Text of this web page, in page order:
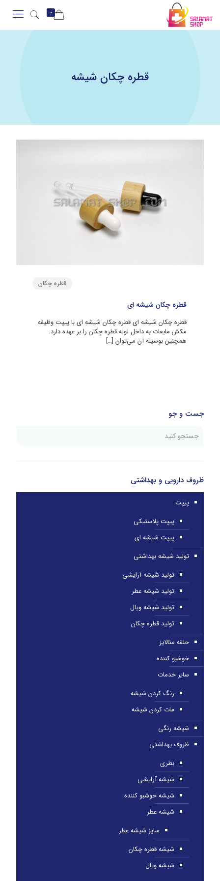
0
قطره چکان شیشه
قطره چکان
قطره چکان شیشه ای
قطره چکان شیشه ای قطره چکان شیشه ای با پیپت وظیفه
مکش مایعات به داخل لوله قطره‌ چکان را بر عهده دارد.
همچنین بوسیله آن می‌توان […]
جست و جو
ظروف دارویی و بهداشتی
پیپت
پیپت پلاستیکی
پیپت شیشه ای
تولید شیشه بهداشتی
تولید شیشه آرایشی
تولید شیشه عطر
تولید شیشه ویال
تولید قطره چکان
حلقه متالایز
خوشبو کننده
سایر خدمات
رنگ کردن شیشه
مات کردن شیشه
شیشه رنگی
ظروف بهداشتی
بطری
شیشه آرایشی
شیشه خوشبو کننده
شیشه عطر
سایز شیشه عطر
شیشه قطره چکان
شیشه ویال